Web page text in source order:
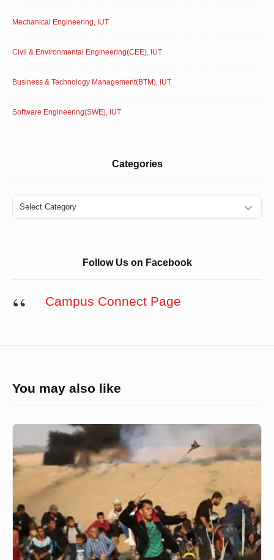
Mechanical Engineering, IUT
Civil & Environmental Engineering(CEE), IUT
Business & Technology Management(BTM), IUT
Software Engineering(SWE), IUT
Categories
Categories
Follow Us on Facebook
Campus Connect Page
You may also like
সংকটের
সমাধান